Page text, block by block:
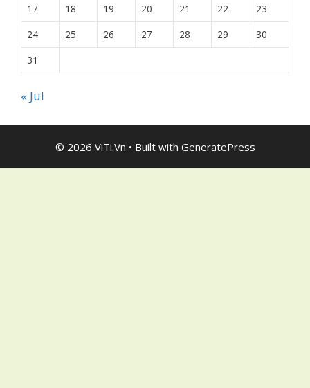
17
18 19 20 21 22
23
24
25 26 27 28 29
30
31
« Jul
© 2026 ViTi.Vn • Built with GeneratePress